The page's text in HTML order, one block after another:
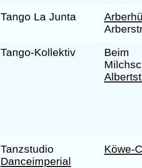
Tango La Junta
Tango-Kollektiv
Beim
Tanzstudio
Danceimperial
Köwe-